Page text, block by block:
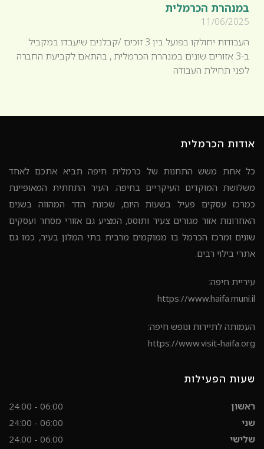
במנהרת הכרמלית
11/06/2025
העבודות יחולקו בפועל בין 3 זוכים /קבלנים שיעבדו במקביל
ב-3 אזורים שונים במנהרת הכרמלית , בהתאם לקביעת החברה
לפני תחילת העבודה
אודות הכרמלית
כל אחת משש התחנות של כרמלית חיפה תביא אתכם לאחד
משלושת המוקדים העיקריים בחיפה. העיר התחתית המאופיינת
כמרכז עסקים פעיל בשעות היום, שכונת הדר המהווה בשנים
האחרונות אזור מגורים צעיר ותוסס, המציע גם אזורי מסחר ועסקים
שונים ומרכז הכרמל בו ממוקמים מרבית בתי המלון בעיר, כמו גם
אתרי בילוי רבים.
עיריית חיפה:
https://www.haifa.muni.il
העמותה לתיירות ונופש חיפה:
https://www.visit-haifa.org
שעות הפעילות
ראשון
06:00 - 24:00
שני
06:00 - 24:00
שלישי
06:00 - 24:00